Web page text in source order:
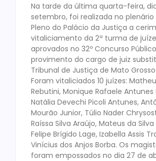
Na tarde da última quarta-feira,
setembro, foi realizada no plenário
Pleno do Palácio da Justiça a
vitaliciamento da 2ª turma de
aprovados no 32º Concurso
provimento do cargo de juiz
Tribunal de Justiça de Mato Grosso
Foram vitaliciados 10 juízes:
Rebutini, Monique Rafaele Antunes
Natália Devechi Picoli Antunes,
Mourão Junior, Túlio Nader
Raíssa Silva Araújo, Mateus da
Felipe Brígido Lage, Izabella Assis
Vinícius dos Anjos Borba. Os
foram empossados no dia 27 de